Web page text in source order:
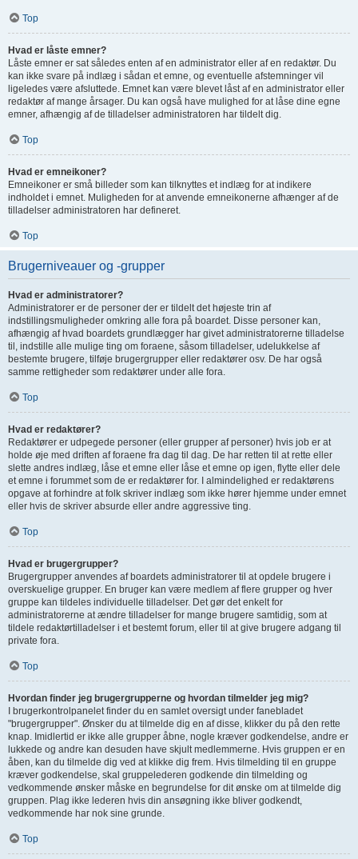
Top
Hvad er låste emner?
Låste emner er sat således enten af en administrator eller af en redaktør. Du
kan ikke svare på indlæg i sådan et emne, og eventuelle afstemninger vil
ligeledes være afsluttede. Emnet kan være blevet låst af en administrator eller
redaktør af mange årsager. Du kan også have mulighed for at låse dine egne
emner, afhængig af de tilladelser administratoren har tildelt dig.
Top
Hvad er emneikoner?
Emneikoner er små billeder som kan tilknyttes et indlæg for at indikere
indholdet i emnet. Muligheden for at anvende emneikonerne afhænger af de
tilladelser administratoren har defineret.
Top
Brugerniveauer og -grupper
Hvad er administratorer?
Administratorer er de personer der er tildelt det højeste trin af
indstillingsmuligheder omkring alle fora på boardet. Disse personer kan,
afhængig af hvad boardets grundlægger har givet administratorerne tilladelse
til, indstille alle mulige ting om foraene, såsom tilladelser, udelukkelse af
bestemte brugere, tilføje brugergrupper eller redaktører osv. De har også
samme rettigheder som redaktører under alle fora.
Top
Hvad er redaktører?
Redaktører er udpegede personer (eller grupper af personer) hvis job er at
holde øje med driften af foraene fra dag til dag. De har retten til at rette eller
slette andres indlæg, låse et emne eller låse et emne op igen, flytte eller dele
et emne i forummet som de er redaktører for. I almindelighed er redaktørens
opgave at forhindre at folk skriver indlæg som ikke hører hjemme under emnet
eller hvis de skriver absurde eller andre aggressive ting.
Top
Hvad er brugergrupper?
Brugergrupper anvendes af boardets administratorer til at opdele brugere i
overskuelige grupper. En bruger kan være medlem af flere grupper og hver
gruppe kan tildeles individuelle tilladelser. Det gør det enkelt for
administratorerne at ændre tilladelser for mange brugere samtidig, som at
tildele redaktørtilladelser i et bestemt forum, eller til at give brugere adgang til
private fora.
Top
Hvordan finder jeg brugergrupperne og hvordan tilmelder jeg mig?
I brugerkontrolpanelet finder du en samlet oversigt under fanebladet
"brugergrupper". Ønsker du at tilmelde dig en af disse, klikker du på den rette
knap. Imidlertid er ikke alle grupper åbne, nogle kræver godkendelse, andre er
lukkede og andre kan desuden have skjult medlemmerne. Hvis gruppen er en
åben, kan du tilmelde dig ved at klikke dig frem. Hvis tilmelding til en gruppe
kræver godkendelse, skal gruppelederen godkende din tilmelding og
vedkommende ønsker måske en begrundelse for dit ønske om at tilmelde dig
gruppen. Plag ikke lederen hvis din ansøgning ikke bliver godkendt,
vedkommende har nok sine grunde.
Top